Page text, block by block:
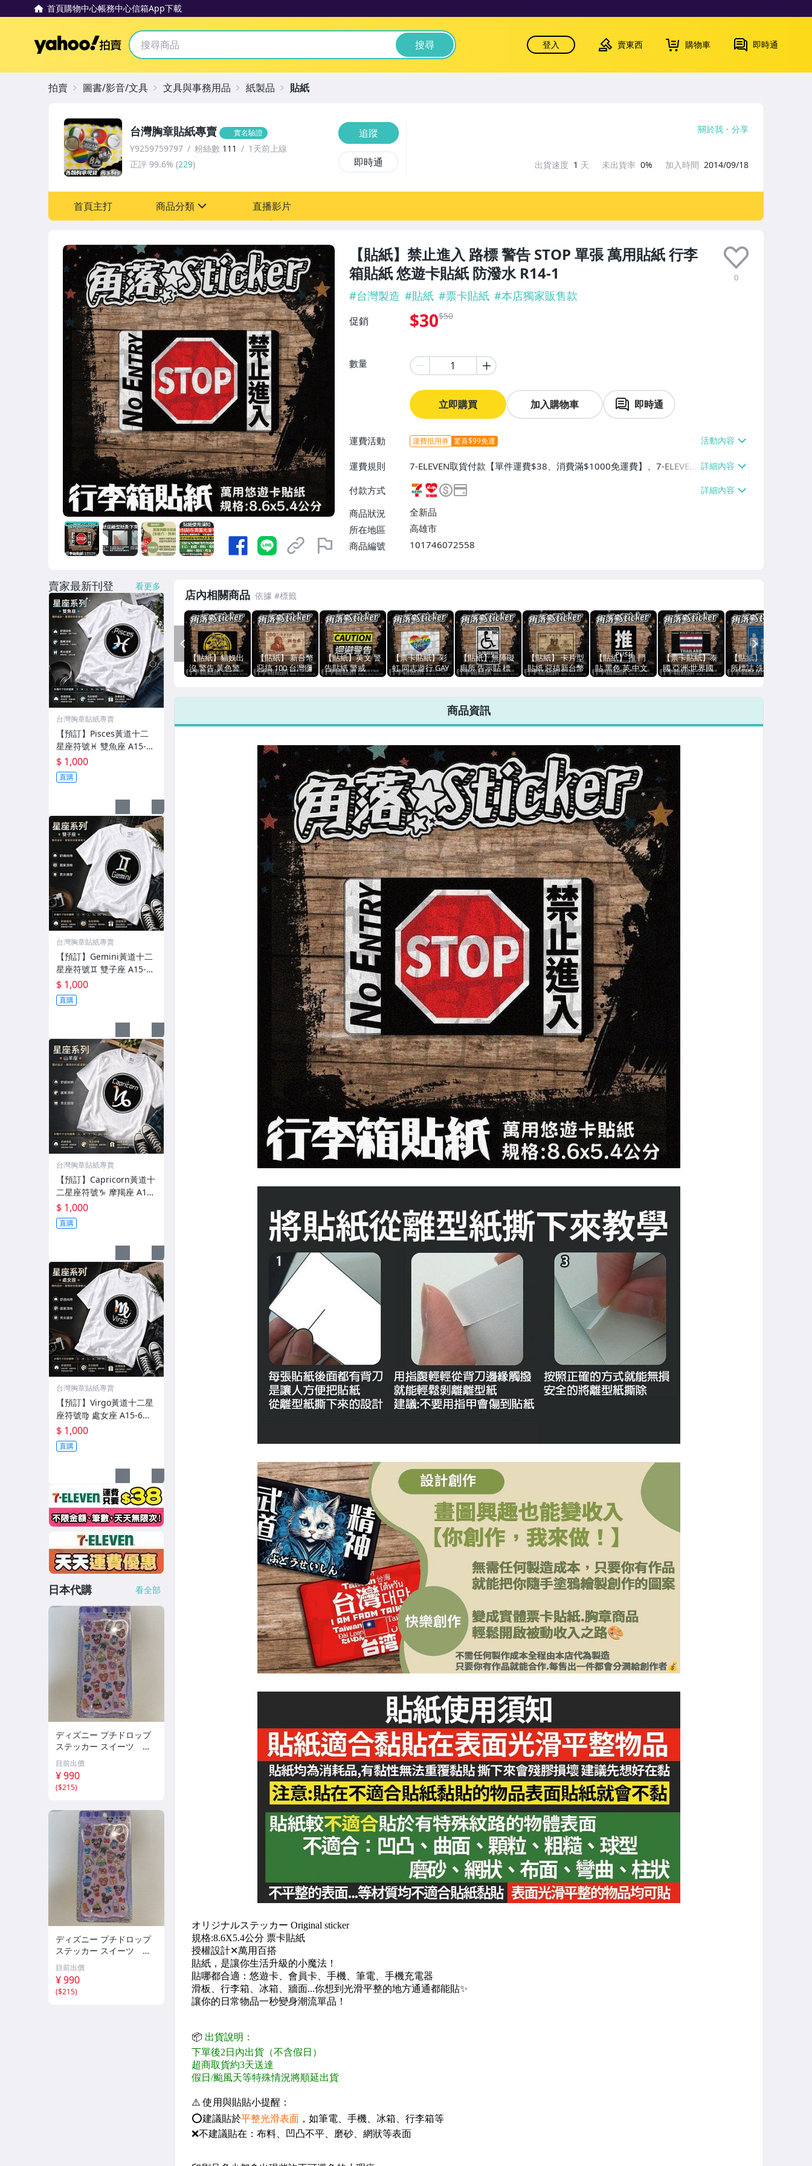
首頁購物中心帳務中心信箱App下載
Yahoo拍賣 搜尋 登入 賣東西 購物車 即時通
【貼紙】禁止進入 路標 警告 STOP 單張 萬用貼紙 行李
箱貼紙 悠遊卡貼紙 防潑水 R14-1
0
#台灣製造 #貼紙 #票卡貼紙 #本店獨家販售款
促銷 $30$50
數量
立即購買 加入購物車 即時通
運費活動 運費抵用券 驚喜$99免運
運費規則
7-ELEVEN取貨付款【單件運費$38、消費滿$1000免運費】、7-ELEVEN
取貨不付款【單件運費$38、消費滿$1000免運費】、萊爾富取貨付款
【單件運費$60、消費滿$1000免運費】
付款方式
商品狀況
全新品
所在地區
高雄市
商品編號
101746072558
台灣胸章貼紙專賣 實名驗證
Y9259759797 粉絲數 111
1天前上線
正評 99.6% (229)
追蹤
即時通
關於我 分享
出貨速度 1 天 未出貨率 0% 加入時間 2014/09/18
首頁主打 商品分類
成人專區
原創設計良品
手機、配件與通訊
玩具、模型與公仔
居家、家具與園藝
男性精品與服飾
手錶與飾品配件
直播影片
拍賣 圖書/影音/文具 文具與事務用品 紙製品 貼紙
店內相關商品
【貼紙】貓奴出
沒 警告 黃色警
戒 注意日文 貓
紙 行李箱貼紙
【貼紙】 新台幣
惡搞 100 台灣獼
猴 多用途卡貼
卡/icash/手機/
【貼紙】英文 警
告貼紙 警戒
CAUTION 迴避
貼紙 行李箱貼紙
【票卡貼紙】彩
虹 同志遊行 GAY
婚姻平權 台灣
貼紙 行李箱貼紙
悠遊卡貼紙 防潑
【貼紙】無障礙
廁所 告示貼 標
示 單張 萬用貼
筆電手機貼紙 悠
遊卡貼紙 防潑水
R54-15
【貼紙】 卡片型
貼紙 惡搞新台幣
500 台灣黑熊 悠
筆電/行李箱可
【貼紙】 推 門
貼 黑色 英.中文
店面 營業 門 開
紙 行李箱貼紙
【票卡貼紙】泰
國 亞洲:世界國
旗 Thailand紀念
李箱貼紙 萬用貼
【貼紙】男廁 廁
所標誌 洗手間
單張 萬用貼紙
卡貼紙 防潑水
PREV
商品資訊
賣家最新刊登 看更多
台灣胸章貼紙專賣
【預訂】Pisces黃道十二
星座符號♓︎ 雙魚座 A15-12
【角落胸章】T恤 大尺碼
獨家款式 台灣品牌穿搭
$ 1,000
直購
台灣胸章貼紙專賣
【預訂】Gemini黃道十二
星座符號♊︎ 雙子座 A15-3
【角落胸章】T恤 大尺碼
獨家款式 台灣品牌穿搭
$ 1,000
直購
台灣胸章貼紙專賣
【預訂】Capricorn黃道十
二星座符號♑︎ 摩羯座 A15-
10【角落胸章】T恤 大尺
碼 獨家款式 台灣品牌穿搭
$ 1,000
直購
台灣胸章貼紙專賣
【預訂】Virgo黃道十二星
座符號♍︎ 處女座 A15-6
【角落胸章】T恤 大尺碼
獨家款式 台灣品牌穿搭
$ 1,000
直購
日本代購 看全部
ディズニー プチドロップ
ステッカー スイーツ カ
ップケーキ
目前出價
¥ 990
($215)
ディズニー プチドロップ
ステッカー スイーツ カ
ップケーキ
目前出價
¥ 990
($215)